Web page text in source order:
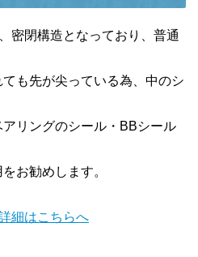
密閉構造となっており、普通
も先が尖っている為、中のシ
リングのシール・BBシール
お勧めします。
細はこちらへ